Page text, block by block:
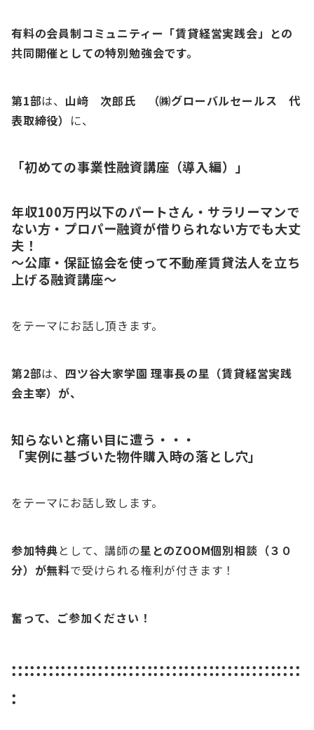
有料の会員制コミュニティー「賃貸経営実践会」との
共同開催としての特別勉強会です。
第1部は、 山﨑 次郎氏 （㈱グローバルセールス 代
表取締役） に、
「初めての事業性融資講座（導入編）」
年収100万円以下のパートさん・サラリーマンで
ない方・プロパー融資が借りられない方でも大丈
夫！
～公庫・保証協会を使って不動産賃貸法人を立ち
上げる融資講座～
をテーマにお話し頂きます。
第2部は、 四ツ谷大家学園 理事長の星（賃貸経営実践
会主宰）が、
知らないと痛い目に遭う・・・
「実例に基づいた物件購入時の落とし穴」
をテーマにお話し致します。
参加特典として、講師の星とのZOOM個別相談（３０
分）が無料で受けられる権利が付きます！
奮って、ご参加ください！
:::::::::::::::::::::::::::::::::::::::::::::::
: